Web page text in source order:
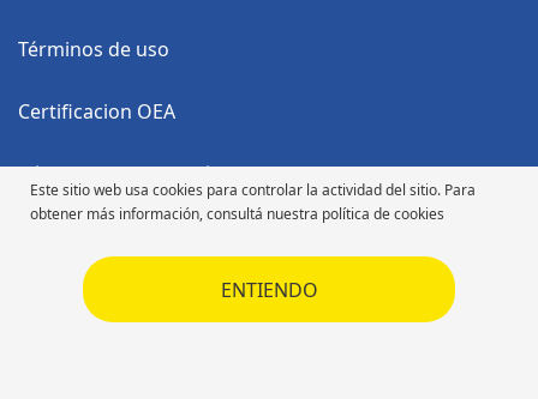
Este sitio web usa cookies para controlar la actividad del sitio. Para
obtener más información, consultá nuestra política de cookies
ENTIENDO
Términos de uso
Certificacion OEA
Código Anticorrupción
Código de Ética